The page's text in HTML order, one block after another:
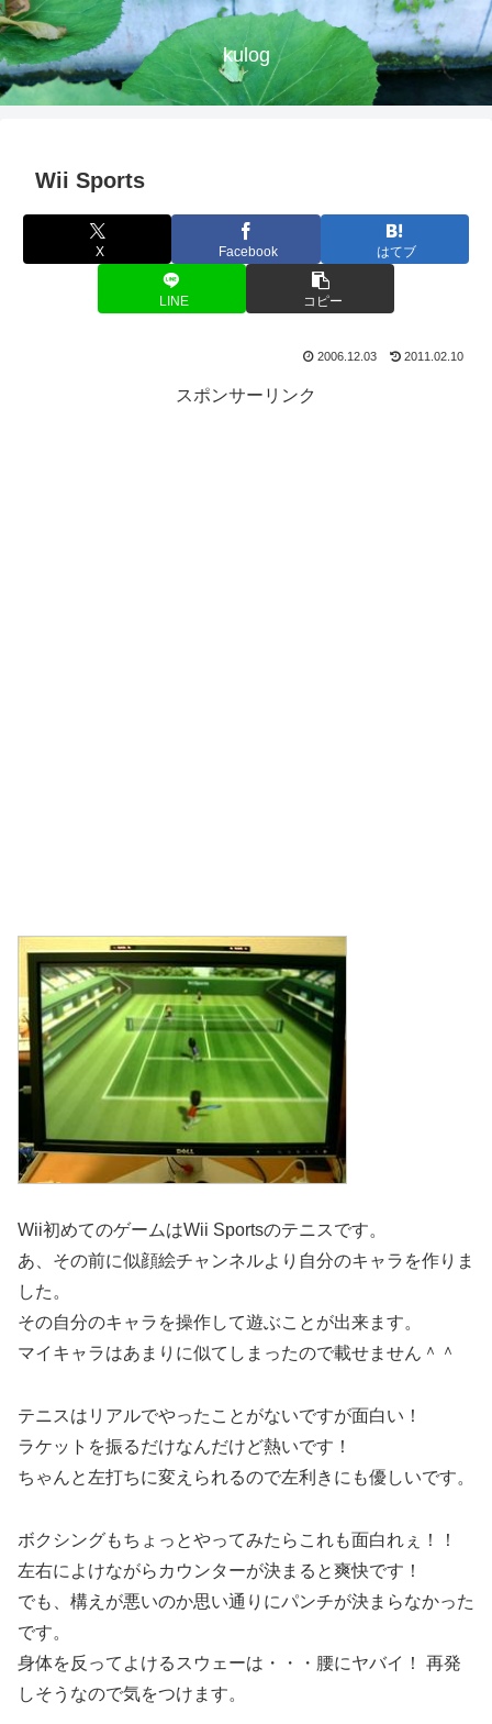
kulog
Wii Sports
X Facebook はてブ
LINE コピー
2006.12.03 2011.02.10
スポンサーリンク
Wii初めてのゲームはWii Sportsのテニスです。
あ、その前に似顔絵チャンネルより自分のキャラを作りま
した。
その自分のキャラを操作して遊ぶことが出来ます。
マイキャラはあまりに似てしまったので載せません＾＾
テニスはリアルでやったことがないですが面白い！
ラケットを振るだけなんだけど熱いです！
ちゃんと左打ちに変えられるので左利きにも優しいです。
ボクシングもちょっとやってみたらこれも面白れぇ！！
左右によけながらカウンターが決まると爽快です！
でも、構えが悪いのか思い通りにパンチが決まらなかった
です。
身体を反ってよけるスウェーは・・・腰にヤバイ！ 再発
しそうなので気をつけます。